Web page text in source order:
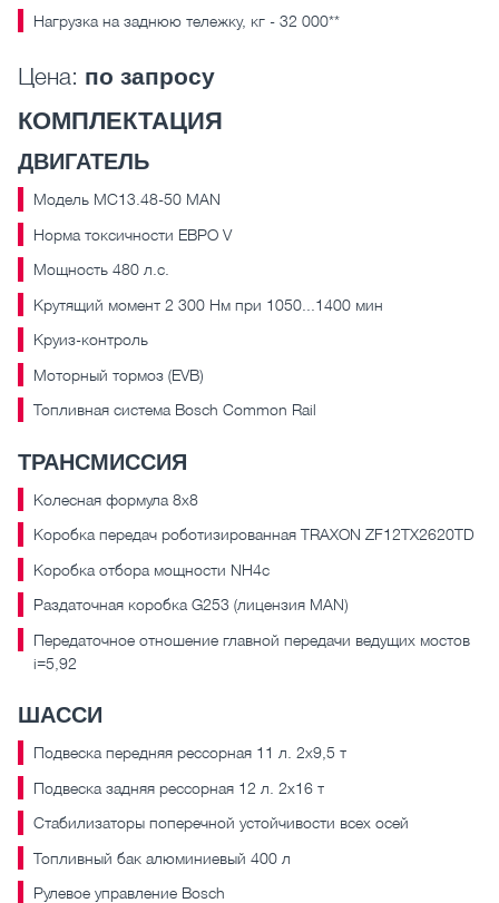
Нагрузка на заднюю тележку, кг - 32 000**
Цена: по запросу
КОМПЛЕКТАЦИЯ
ДВИГАТЕЛЬ
Модель MC13.48-50 MAN
Норма токсичности ЕВРО V
Мощность 480 л.с.
Крутящий момент 2 300 Нм при 1050...1400 мин
Круиз-контроль
Моторный тормоз (EVB)
Топливная система Bosch Common Rail
ТРАНСМИССИЯ
Колесная формула 8х8
Коробка передач роботизированная TRAXON ZF12TX2620TD
Коробка отбора мощности NH4c
Раздаточная коробка G253 (лицензия MAN)
Передаточное отношение главной передачи ведущих мостов
i=5,92
ШАССИ
Подвеска передняя рессорная 11 л. 2х9,5 т
Подвеска задняя рессорная 12 л. 2x16 т
Стабилизаторы поперечной устойчивости всех осей
Топливный бак алюминиевый 400 л
Рулевое управление Bosch